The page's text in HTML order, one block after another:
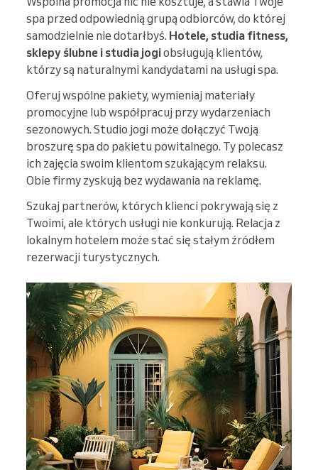
spa przed odpowiednią grupą odbiorców, do której
samodzielnie nie dotarłbyś. Hotele, studia fitness,
sklepy ślubne i studia jogiobsługują klientów,
którzy są naturalnymi kandydatami na usługi spa.
Oferuj wspólne pakiety, wymieniaj materiały
promocyjne lub współpracuj przy wydarzeniach
sezonowych. Studio jogi może dołączyć Twoją
broszurę spa do pakietu powitalnego. Ty polecasz
ich zajęcia swoim klientom szukającym relaksu.
Obie firmy zyskują bez wydawania na reklamę.
Szukaj partnerów, których klienci pokrywają się z
Twoimi, ale których usługi nie konkurują. Relacja z
lokalnym hotelem może stać się stałym źródłem
rezerwacji turystycznych.